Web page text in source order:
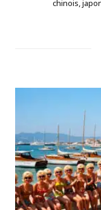
chinois,